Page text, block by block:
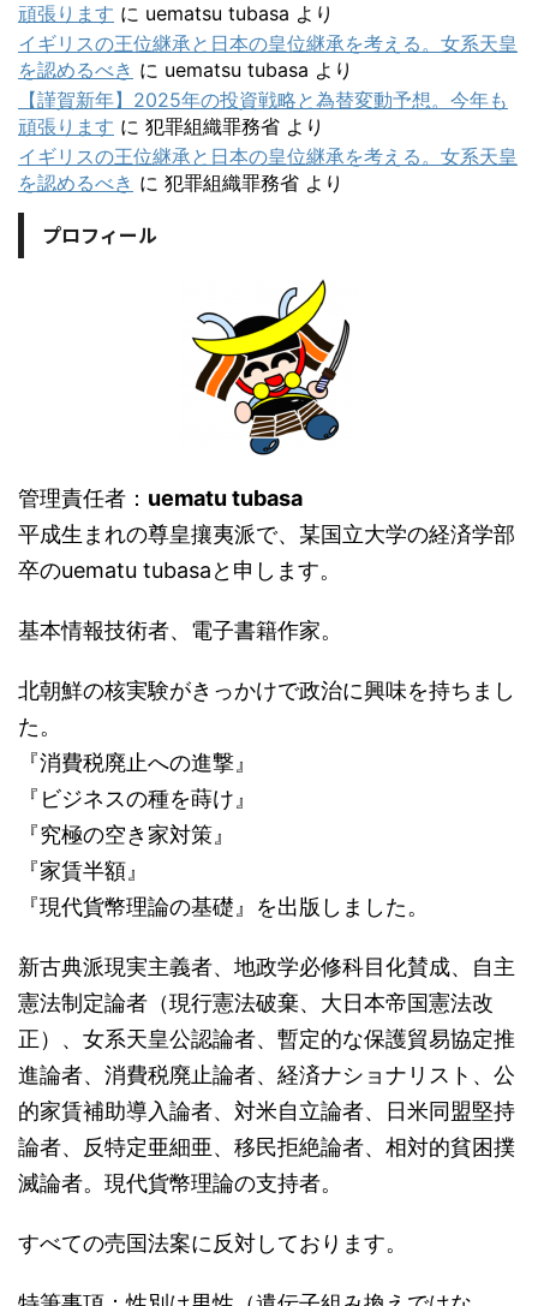
頑張ります に uematsu tubasa より
イギリスの王位継承と日本の皇位継承を考える。女系天皇
を認めるべき に uematsu tubasa より
【謹賀新年】2025年の投資戦略と為替変動予想。今年も
頑張ります に 犯罪組織罪務省 より
イギリスの王位継承と日本の皇位継承を考える。女系天皇
を認めるべき に 犯罪組織罪務省 より
プロフィール
管理責任者： uematu tubasa
平成生まれの尊皇攘夷派で、某国立大学の経済学部
卒のuematu tubasaと申します。
基本情報技術者、電子書籍作家。
北朝鮮の核実験がきっかけで政治に興味を持ちまし
た。
『消費税廃止への進撃』
『ビジネスの種を蒔け』
『究極の空き家対策』
『家賃半額』
『現代貨幣理論の基礎』を出版しました。
新古典派現実主義者、地政学必修科目化賛成、自主
憲法制定論者（現行憲法破棄、大日本帝国憲法改
正）、女系天皇公認論者、暫定的な保護貿易協定推
進論者、消費税廃止論者、経済ナショナリスト、公
的家賃補助導入論者、対米自立論者、日米同盟堅持
論者、反特定亜細亜、移民拒絶論者、相対的貧困撲
滅論者。現代貨幣理論の支持者。
すべての売国法案に反対しております。